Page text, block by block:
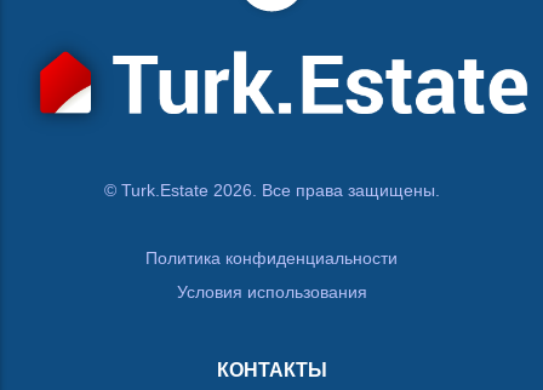
© Turk.Estate 2026. Все права защищены.
Политика конфиденциальности
Условия использования
КОНТАКТЫ